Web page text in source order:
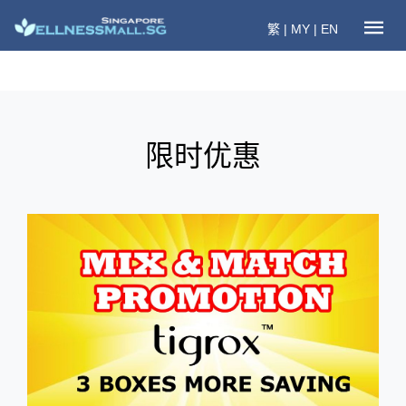
繁 | MY | EN
限时优惠